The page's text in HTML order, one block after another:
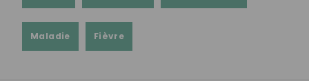
Maladie Fièvre